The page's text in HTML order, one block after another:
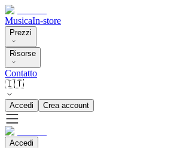
MusicaIn-store
Prezzi
Risorse
Contatto
🇮🇹
Accedi Crea account
Accedi